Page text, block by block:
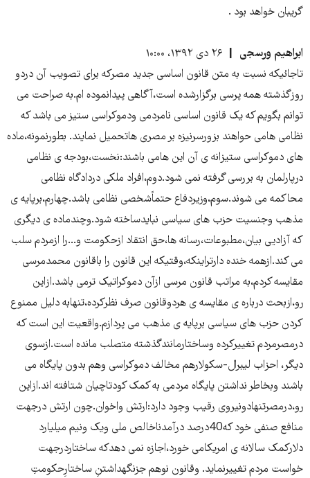
گریبان خواهد بود .
ابراهیم ورسجی
۲۶ دی ۱۳۹۲، ۱۰:۰۰
تاجائیکه نسبت به متن قانون اساسی جدید مصرکه برای تصویب آن دردو
روزگذشته همه پرسی برگزارشده است،آگاهی پیدانموده ام.به صراحت می
توانم بگویم که یک قانون اساسی نامردمی ودموکراسی ستیز می باشد که
نظامی هامی حواهند بزورسرنیزه بر مصری هاتحمیل نمایند. بطورنمونه،ماده
های دموکراسی ستیزانه ی آن این هامی باشند:نخست،بودجه ی نظامی
درپارلمان به بررسی گرفته نمی شود.دوم،افراد ملکی دردادگاه نظامی
محاکمه می شوند.سوم،وزیردفاع حتماًشخصی نظامی باشد.چهارم،برپایه ی
مذهب وجنسیت حزب های سیاسی نبایدساخته شود.وچندماده ی دیگری
که آزادیی بیان،مطبوعات،رسانه ها،حق انتقاد ازحکومت و...را ازمردم سلب
می کند.ازهمه خنده دارتراینکه،وقتیکه این قانون را باقانون محمدمرسی
مقایسه کردم،به مراتب قانون مرسی ازآن دموکراتیک ترمی باشد.ازاین
رو،ازبحث درباره ی مقایسه ی هردوقانون صرف نظرکرده،تنهابه دلیل ممنوع
کردن حزب های سیاسی برپایه ی مذهب می پردازم.واقعیت این است که
درمصرمردم تغییرکرده وساختارمانندگذشته متصلب مانده است.ازسوی
دیگر، احزاب لیبرال-سکولارهم مخالف دموکراسی وهم بدون پایگاه می
باشند وبخاطر نداشتن پایگاه مردمی به کمک کودتاچیان شتافته اند.ازاین
رو،درمصرتنهادونیروی رقیب وجود دارد:ارتش واخوان.چون ارتش درجهت
منافع صنفی خود که40درصد درآمدناخالص ملی ویک ونیم میلیارد
دلارکمک سالانه ی امریکامی خورد،اجازه نمی دهدکه ساختاردرجهت
خواست مردم تغییرنماید. وقانون نوهم جزنگهداشتنِ ساختارِحکومتِ